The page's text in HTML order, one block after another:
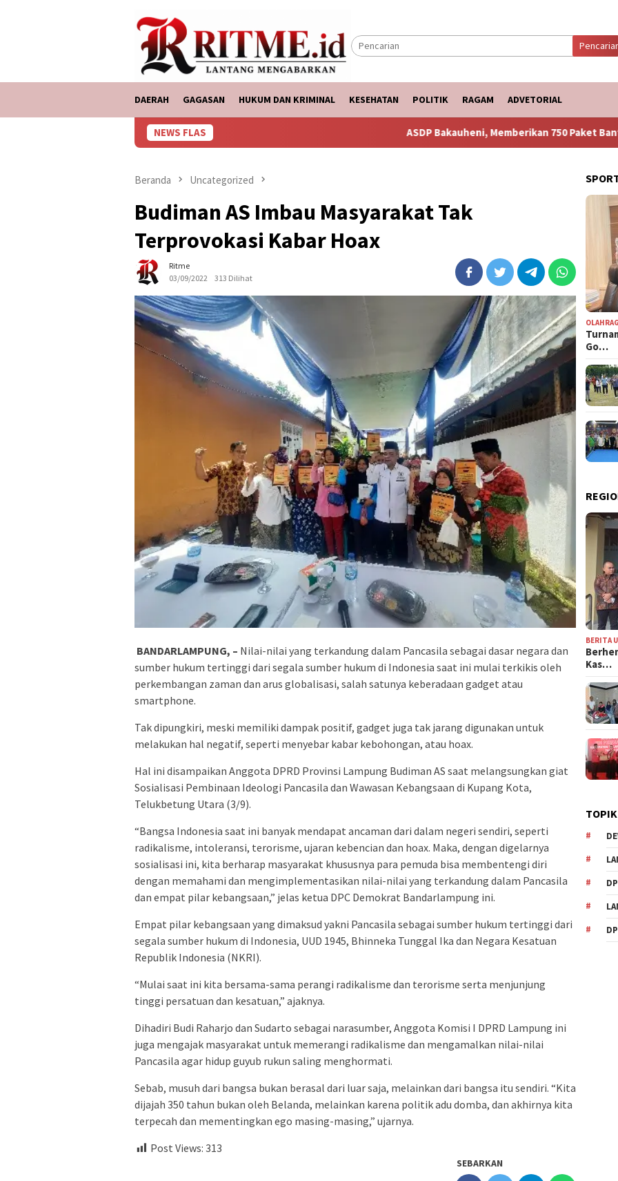
DAERAH GAGASAN HUKUM DAN KRIMINAL KESEHATAN POLITIK RAGAM ADVETORIAL
NEWS FLAS ASDP Bakauheni, Memberikan 750 Paket Bantuan Ke Korban
Beranda Uncategorized
Budiman AS Imbau Masyarakat Tak
Terprovokasi Kabar Hoax
Ritme
03/09/2022
313 Dilihat
BANDARLAMPUNG, – Nilai-nilai yang terkandung dalam Pancasila sebagai dasar negara dan
sumber hukum tertinggi dari segala sumber hukum di Indonesia saat ini mulai terkikis oleh
perkembangan zaman dan arus globalisasi, salah satunya keberadaan gadget atau
smartphone.
Tak dipungkiri, meski memiliki dampak positif, gadget juga tak jarang digunakan untuk
melakukan hal negatif, seperti menyebar kabar kebohongan, atau hoax.
Hal ini disampaikan Anggota DPRD Provinsi Lampung Budiman AS saat melangsungkan giat
Sosialisasi Pembinaan Ideologi Pancasila dan Wawasan Kebangsaan di Kupang Kota,
Telukbetung Utara (3/9).
“Bangsa Indonesia saat ini banyak mendapat ancaman dari dalam negeri sendiri, seperti
radikalisme, intoleransi, terorisme, ujaran kebencian dan hoax. Maka, dengan digelarnya
sosialisasi ini, kita berharap masyarakat khususnya para pemuda bisa membentengi diri
dengan memahami dan mengimplementasikan nilai-nilai yang terkandung dalam Pancasila
dan empat pilar kebangsaan,” jelas ketua DPC Demokrat Bandarlampung ini.
Empat pilar kebangsaan yang dimaksud yakni Pancasila sebagai sumber hukum tertinggi dari
segala sumber hukum di Indonesia, UUD 1945, Bhinneka Tunggal Ika dan Negara Kesatuan
Republik Indonesia (NKRI).
“Mulai saat ini kita bersama-sama perangi radikalisme dan terorisme serta menjunjung
tinggi persatuan dan kesatuan,” ajaknya.
Dihadiri Budi Raharjo dan Sudarto sebagai narasumber, Anggota Komisi I DPRD Lampung ini
juga mengajak masyarakat untuk memerangi radikalisme dan mengamalkan nilai-nilai
Pancasila agar hidup guyub rukun saling menghormati.
Sebab, musuh dari bangsa bukan berasal dari luar saja, melainkan dari bangsa itu sendiri. “Kita
dijajah 350 tahun bukan oleh Belanda, melainkan karena politik adu domba, dan akhirnya kita
terpecah dan mementingkan ego masing-masing,” ujarnya.
Post Views: 313
SEBARKAN
Go…
BERITA
Kas…